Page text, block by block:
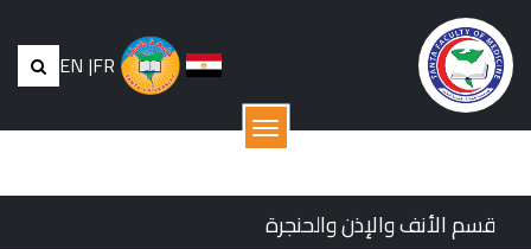
EN |FR
القائمة
قسم الأنف والإذن والحنجرة